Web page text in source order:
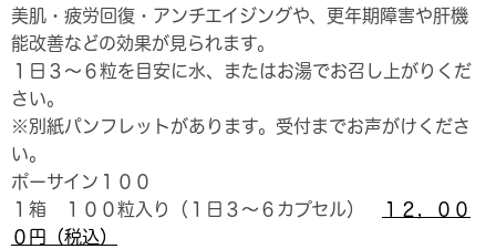
美肌・疲労回復・アンチエイジングや、更年期障害や肝機
能改善などの効果が見られます。
１日３～６粒を目安に水、またはお湯でお召し上がりくだ
さい。
※別紙パンフレットがあります。受付までお声がけくださ
い。
ポーサイン１００
１箱 １００粒入り（１日３～６カプセル）
１２，００
０ 円（税込）